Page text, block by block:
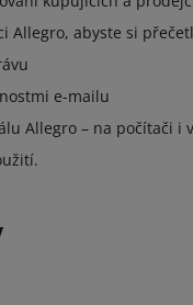
Allegro, abyste si
e-mailu
Allegro – na počítači i